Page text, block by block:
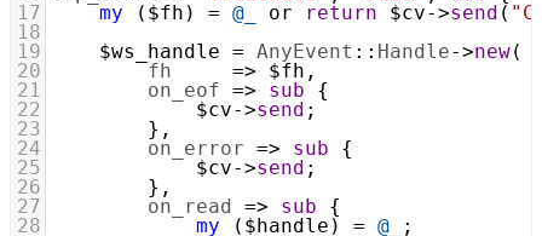
17
my ( $fh ) = @_ or return $cv->send (
18
19
$ws_handle = AnyEvent :: Handle->new(
20
fh => $fh ,
21
on_eof => sub {
22
$cv->send ;
23
        },
24
on_error => sub {
25
$cv->send ;
26
        },
27
on_read => sub {
28
my ( $handle ) = @_
;